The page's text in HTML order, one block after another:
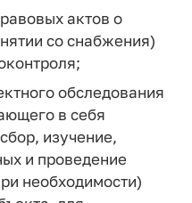
актов о
со снабжения)
обследования
в себя
изучение,
и проведение
необходимости)